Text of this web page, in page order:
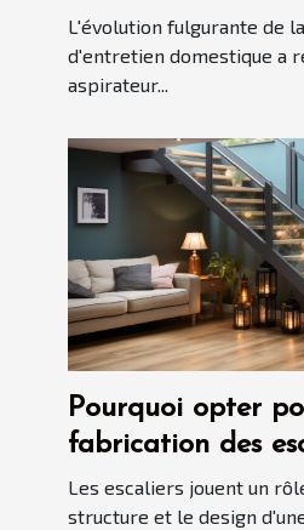
automatisé en
L'évolution fulgurante de
d'entretien domestique a
aspirateur...
Pourquoi opter
fabrication des
mesure ?
Les escaliers jouent un
structure et le design